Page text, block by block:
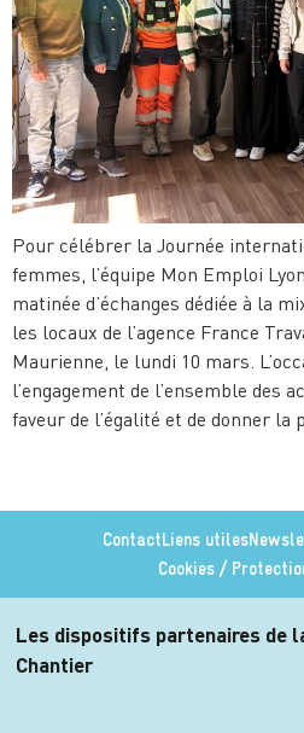
Pour célébrer la Journée
femmes, l’équipe Mon Emploi
matinée d’échanges dédiée à la
les locaux de l’agence France
Maurienne, le lundi 10 mars.
l’engagement de l’ensemble des
faveur de l’égalité et de donner la
ContactLiens utiles
Cookies /
Les dispositifs partenaires de
Chantier